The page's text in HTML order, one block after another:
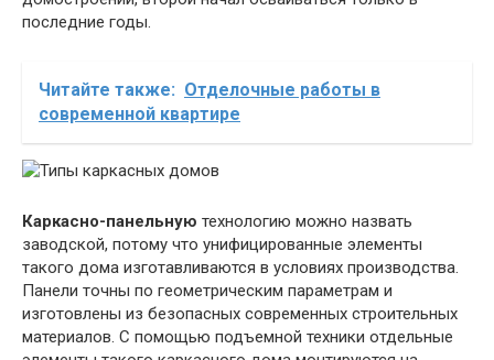
последние годы.
Читайте также: Отделочные работы в
современной квартире
Каркасно-панельную технологию можно назвать
заводской, потому что унифицированные элементы
такого дома изготавливаются в условиях производства.
Панели точны по геометрическим параметрам и
изготовлены из безопасных современных строительных
материалов. С помощью подъемной техники отдельные